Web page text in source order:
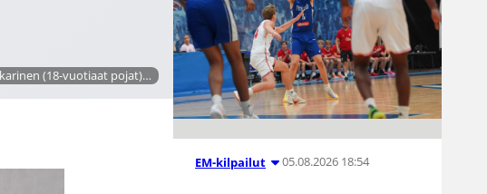
(18-vuotiaat pojat)…
EM-kilpailut 05.08.2026 18:54